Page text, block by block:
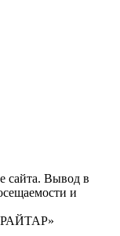
сайта. Вывод в
и